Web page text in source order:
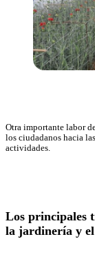
Otra importante labor
los ciudadanos hacia
actividades.
Los principales
la jardinería y